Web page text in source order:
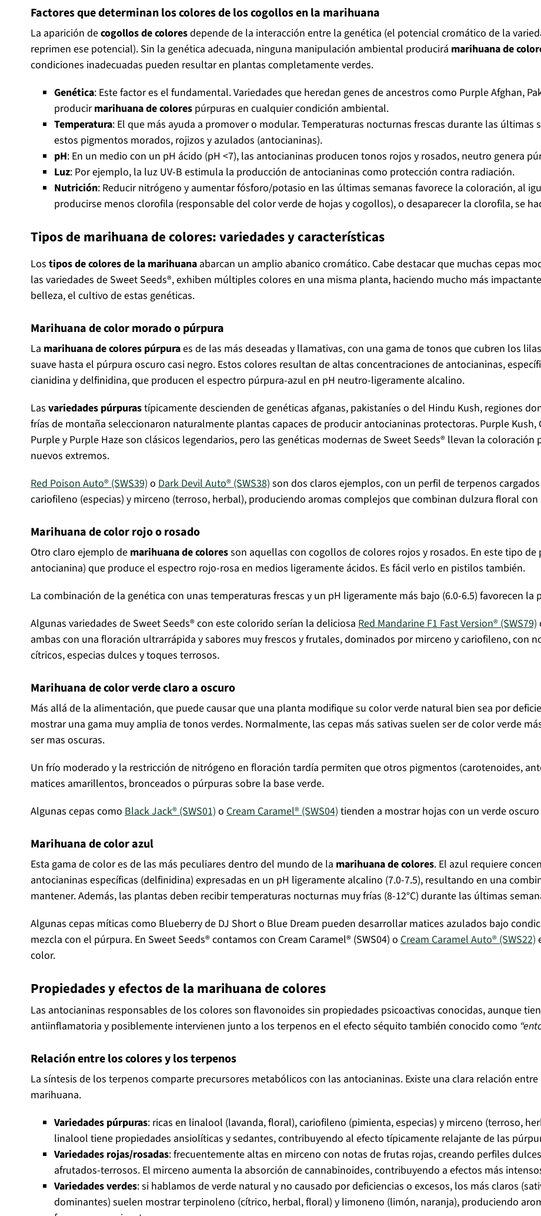
Factores que determinan los colores de los cogollos en la marihuana
La aparición decogollos de coloresdepende de la interacción entre la genética (el potencial cromático de la
reprimen ese potencial). Sin la genética adecuada, ninguna manipulación ambiental producirá marihuana de
condiciones inadecuadas pueden resultar en plantas completamente verdes.
Genética: Este factor es el fundamental. Variedades que heredan genes de ancestros como Purple Afghan,
producirmarihuana de colores púrpuras en cualquier condición ambiental.
Temperatura: El que más ayuda a promover o modular. Temperaturas nocturnas frescas durante las
estos pigmentos morados, rojizos y azulados (antocianinas).
pH: En un medio con un pH ácido (pH <7), las antocianinas producen tonos rojos y rosados, neutro genera
Luz: Por ejemplo, la luz UV-B estimula la producción de antocianinas como protección contra radiación.
Nutrición: Reducir nitrógeno y aumentar fósforo/potasio en las últimas semanas favorece la coloración, al
producirse menos clorofila (responsable del color verde de hojas y cogollos), o desaparecer la clorofila, se
Tipos de marihuana de colores: variedades y características
Los tipos de colores de la marihuana abarcan un amplio abanico cromático. Cabe destacar que muchas cepas
las variedades de Sweet Seeds®, exhiben múltiples colores en una misma planta, haciendo mucho más
belleza, el cultivo de estas genéticas.
Marihuana de color morado o púrpura
La marihuana de colores púrpuraes de las más deseadas y llamativas, con una gama de tonos que cubren los
suave hasta el púrpura oscuro casi negro. Estos colores resultan de altas concentraciones de antocianinas,
cianidina y delfinidina, que producen el espectro púrpura-azul en pH neutro-ligeramente alcalino.
Las variedades púrpurastípicamente descienden de genéticas afganas, pakistaníes o del Hindu Kush, regiones
frías de montaña seleccionaron naturalmente plantas capaces de producir antocianinas protectoras. Purple Kush,
Purple y Purple Haze son clásicos legendarios, pero las genéticas modernas de Sweet Seeds® llevan la coloración
nuevos extremos.
Red Poison Auto® (SWS39) o Dark Devil Auto® (SWS38) son dos claros ejemplos, con un perfil de terpenos
cariofileno (especias) y mirceno (terroso, herbal), produciendo aromas complejos que combinan dulzura floral
Marihuana de color rojo o rosado
Otro claro ejemplo de marihuana de coloresson aquellas con cogollos de colores rojos y rosados. En este tipo
antocianina) que produce el espectro rojo-rosa en medios ligeramente ácidos. Es fácil verlo en pistilos también.
La combinación de la genética con unas temperaturas frescas y un pH ligeramente más bajo (6.0-6.5) favorecen
Algunas variedades de Sweet Seeds® con este colorido serían la deliciosa Red Mandarine F1 Fast Version® (SWS79)
ambas con una floración ultrarrápida y sabores muy frescos y frutales, dominados por mirceno y cariofileno, con
cítricos, especias dulces y toques terrosos.
Marihuana de color verde claro a oscuro
Más allá de la alimentación, que puede causar que una planta modifique su color verde natural bien sea por
mostrar una gama muy amplia de tonos verdes. Normalmente, las cepas más sativas suelen ser de color verde
ser mas oscuras.
Un frío moderado y la restricción de nitrógeno en floración tardía permiten que otros pigmentos (carotenoides,
matices amarillentos, bronceados o púrpuras sobre la base verde.
Algunas cepas como Black Jack® (SWS01) o Cream Caramel® (SWS04) tienden a mostrar hojas con un verde
Marihuana de color azul
Esta gama de color es de las más peculiares dentro del mundo de la marihuana de colores. El azul requiere
antocianinas específicas (delfinidina) expresadas en un pH ligeramente alcalino (7.0-7.5), resultando en una
mantener. Además, las plantas deben recibir temperaturas nocturnas muy frías (8-12°C) durante las últimas
Algunas cepas míticas como Blueberry de DJ Short o Blue Dream pueden desarrollar matices azulados bajo
mezcla con el púrpura. En Sweet Seeds® contamos con Cream Caramel® (SWS04) o Cream Caramel Auto® (SWS22)
color.
Propiedades y efectos de la marihuana de colores
Las antocianinas responsables de los colores son flavonoides sin propiedades psicoactivas conocidas, aunque
antiinflamatoria y posiblemente intervienen junto a los terpenos en el efecto séquito también conocido como
Relación entre los colores y los terpenos
La síntesis de los terpenos comparte precursores metabólicos con las antocianinas. Existe una clara relación
marihuana.
Variedades púrpuras: ricas en linalool (lavanda, floral), cariofileno (pimienta, especias) y mirceno (terroso,
linalool tiene propiedades ansiolíticas y sedantes, contribuyendo al efecto típicamente relajante de las
Variedades rojas/rosadas: frecuentemente altas en mirceno con notas de frutas rojas, creando perfiles
afrutados-terrosos. El mirceno aumenta la absorción de cannabinoides, contribuyendo a efectos más
Variedades verdes: si hablamos de verde natural y no causado por deficiencias o excesos, los más claros
dominantes) suelen mostrar terpinoleno (cítrico, herbal, floral) y limoneno (limón, naranja), produciendo